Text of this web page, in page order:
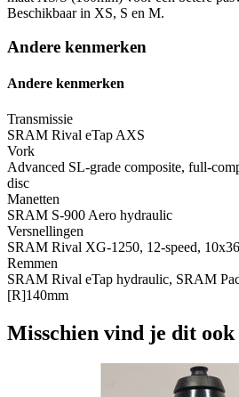
Beschikbaar in XS, S en M.
Andere kenmerken
Andere kenmerken
Transmissie
SRAM Rival eTap AXS
Vork
Advanced SL-grade composite, full-
disc
Manetten
SRAM S-900 Aero hydraulic
Versnellingen
SRAM Rival XG-1250, 12-speed, 10x36
Remmen
SRAM Rival eTap hydraulic, SRAM
[R]140mm
Misschien vind je dit